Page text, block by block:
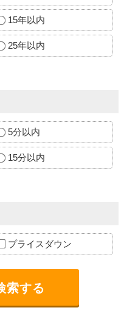
15年以内
25年以内
5分以内
15分以内
プライスダウン